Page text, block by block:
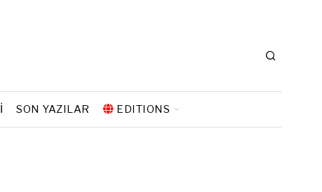
SON YAZILAR EDITIONS